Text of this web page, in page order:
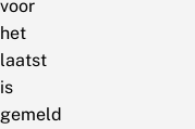
voor
het
laatst
is
gemeld